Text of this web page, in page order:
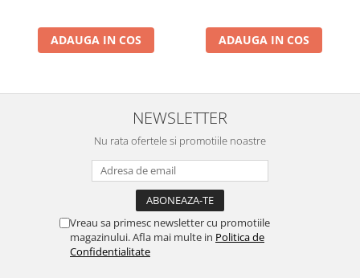
ADAUGA IN COS ADAUGA IN COS
NEWSLETTER
Nu rata ofertele si promotiile noastre
Vreau sa primesc newsletter cu promotiile
magazinului. Afla mai multe in Politica de
Confidentialitate